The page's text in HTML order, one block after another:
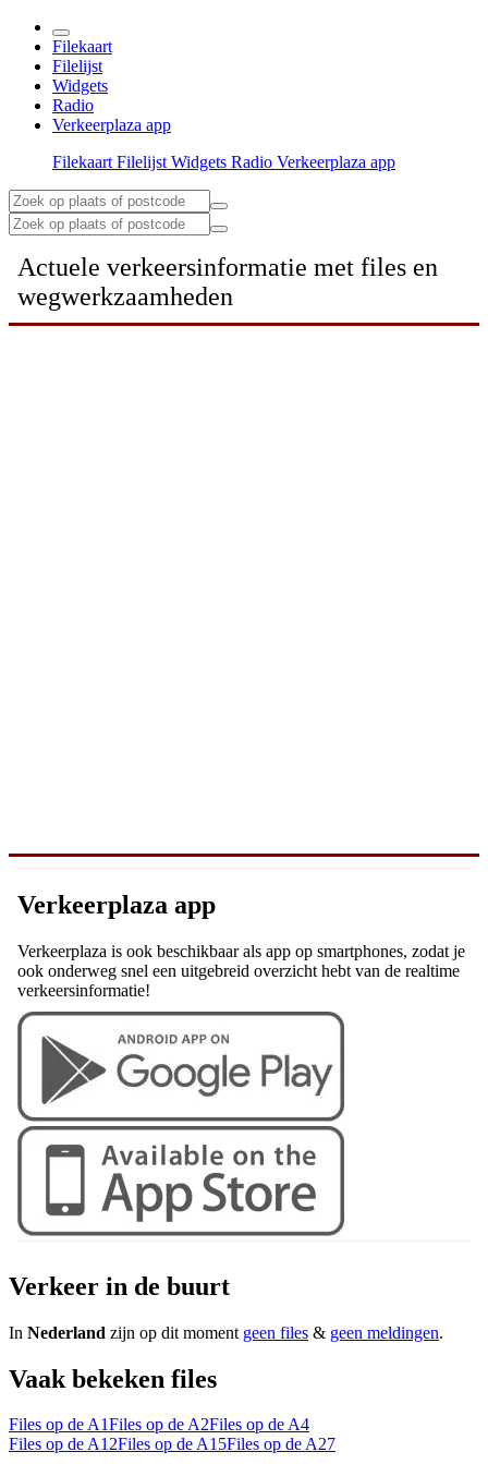
Filekaart
Filelijst
Widgets
Radio
Verkeerplaza app
Filekaart Filelijst Widgets Radio Verkeerplaza app
Actuele verkeersinformatie met files en
wegwerkzaamheden
Verkeerplaza app
Verkeerplaza is ook beschikbaar als app op smartphones, zodat je
ook onderweg snel een uitgebreid overzicht hebt van de realtime
verkeersinformatie!
Verkeer in de buurt
In Nederland zijn op dit moment geen files & geen meldingen.
Vaak bekeken files
Files op de A1Files op de A2Files op de A4
Files op de A12Files op de A15Files op de A27